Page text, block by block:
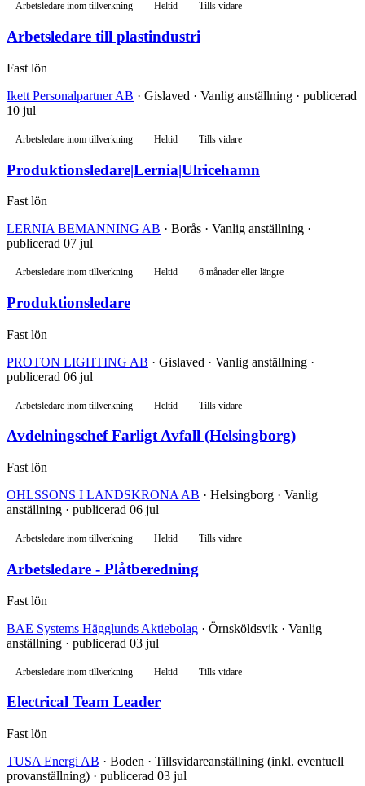
Arbetsledare inom tillverkning Heltid Tills vidare
Arbetsledare till plastindustri
Fast lön
Ikett Personalpartner AB · Gislaved · Vanlig anställning · publicerad
10 jul
Arbetsledare inom tillverkning Heltid Tills vidare
Produktionsledare|Lernia|Ulricehamn
Fast lön
LERNIA BEMANNING AB · Borås · Vanlig anställning ·
publicerad 07 jul
Arbetsledare inom tillverkning Heltid 6 månader eller längre
Produktionsledare
Fast lön
PROTON LIGHTING AB · Gislaved · Vanlig anställning ·
publicerad 06 jul
Arbetsledare inom tillverkning Heltid Tills vidare
Avdelningschef Farligt Avfall (Helsingborg)
Fast lön
OHLSSONS I LANDSKRONA AB · Helsingborg · Vanlig
anställning · publicerad 06 jul
Arbetsledare inom tillverkning Heltid Tills vidare
Arbetsledare - Plåtberedning
Fast lön
BAE Systems Hägglunds Aktiebolag · Örnsköldsvik · Vanlig
anställning · publicerad 03 jul
Arbetsledare inom tillverkning Heltid Tills vidare
Electrical Team Leader
Fast lön
TUSA Energi AB · Boden · Tillsvidareanställning (inkl. eventuell
provanställning) · publicerad 03 jul